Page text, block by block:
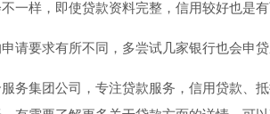
一样，即使贷款资料完整，信用较好也是有
请要求有所不同，多尝试几家银行也会申贷
务集团公司，专注贷款服务，信用贷款、